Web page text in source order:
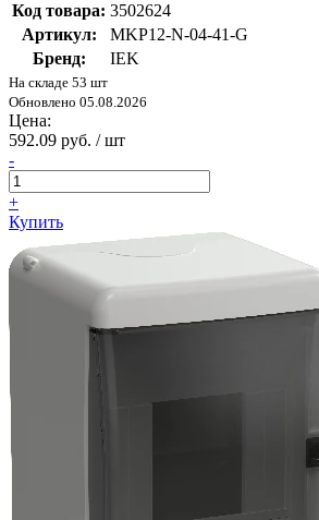
Код товара: 3502624
Артикул:
MKP12-N-04-41-G
Бренд:
IEK
На складе 53 шт
Обновлено 05.08.2026
Цена:
592.09 руб. / шт
-
+
Купить